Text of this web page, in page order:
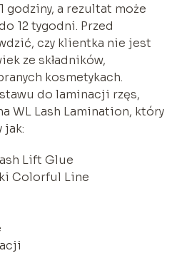
godziny, a rezultat może
12 tygodni. Przed
czy klientka nie jest
ze składników,
kosmetykach.
do laminacji rzęs,
WL Lash Lamination, który
jak:
Lift Glue
Colorful Line